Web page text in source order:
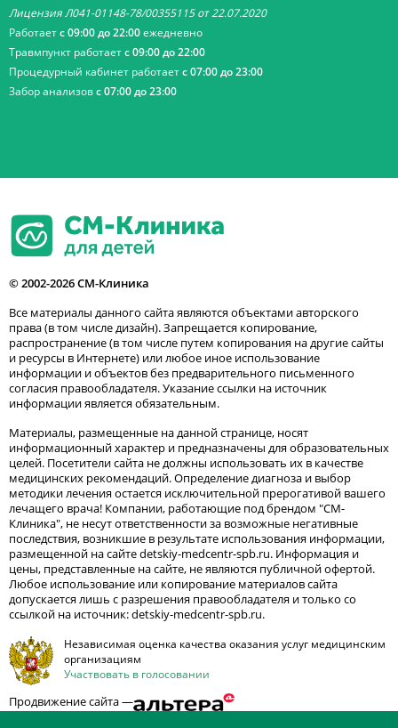
Лицензия Л041-01148-78/00355115 от 22.07.2020
Работаетс 09:00 до 22:00ежедневно
Травмпункт работаетс 09:00 до 22:00
Процедурный кабинет работаетс 07:00 до 23:00
Забор анализовс 07:00 до 23:00
© 2002-2026 СМ-Клиника
Все материалы данного сайта являются объектами авторского
права (в том числе дизайн). Запрещается копирование,
распространение (в том числе путем копирования на другие сайты
и ресурсы в Интернете) или любое иное использование
информации и объектов без предварительного письменного
согласия правообладателя. Указание ссылки на источник
информации является обязательным.
Материалы, размещенные на данной странице, носят
информационный характер и предназначены для образовательных
целей. Посетители сайта не должны использовать их в качестве
медицинских рекомендаций. Определение диагноза и выбор
методики лечения остается исключительной прерогативой вашего
лечащего врача! Компании, работающие под брендом "СМ-
Клиника", не несут ответственности за возможные негативные
последствия, возникшие в результате использования информации,
размещенной на сайте detskiy-medcentr-spb.ru. Информация и
цены, представленные на сайте, не являются публичной офертой.
Любое использование или копирование материалов сайта
допускается лишь с разрешения правообладателя и только со
ссылкой на источник: detskiy-medcentr-spb.ru.
Независимая оценка качества оказания услуг медицинским
организациям
Участвовать в голосовании
Продвижение сайта —